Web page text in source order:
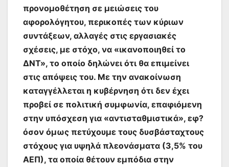
προνομοθέτηση σε μειώσεις του
αφορολόγητου, περικοπές των κύριων
συντάξεων, αλλαγές στις εργασιακές
σχέσεις, με στόχο, να «ικανοποιηθεί το
ΔΝΤ», το οποίο δηλώνει ότι θα επιμείνει
στις απόψεις του. Με την ανακοίνωση
καταγγέλλεται η κυβέρνηση ότι δεν έχει
προβεί σε πολιτική συμφωνία, επαφιόμενη
στην υπόσχεση για «αντισταθμιστικά», εφ?
όσον όμως πετύχουμε τους δυσβάσταχτους
στόχους για υψηλά πλεονάσματα (3,5% του
ΑΕΠ), τα οποία θέτουν εμπόδια στην